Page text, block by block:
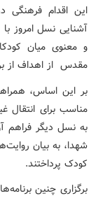
این اقدام
آشنایی نسل امروز
و معنوی میان
مقدس از اهداف از
بر این اساس،
مناسب برای انتقال
به نسل دیگر فراهم
شهدا، به بیان
کودک پرداختند.
برگزاری چنین